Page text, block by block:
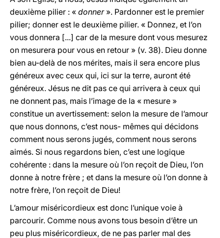
deuxième pilier : « donner». Pardonner est le premier
pilier; donner est le deuxième pilier. « Donnez, et l’on
vous donnera [...] car de la mesure dont vous mesurez
on mesurera pour vous en retour » (v. 38). Dieu donne
bien au-delà de nos mérites, mais il sera encore plus
généreux avec ceux qui, ici sur la terre, auront été
généreux. Jésus ne dit pas ce qui arrivera à ceux qui
ne donnent pas, mais l’image de la « mesure »
constitue un avertissement: selon la mesure de l’amour
que nous donnons, c’est nous- mêmes qui décidons
comment nous serons jugés, comment nous serons
aimés. Si nous regardons bien, c’est une logique
cohérente : dans la mesure où l’on reçoit de Dieu, l’on
donne à notre frère ; et dans la mesure où l’on donne à
notre frère, l’on reçoit de Dieu!
L’amour miséricordieux est donc l’unique voie à
parcourir. Comme nous avons tous besoin d’être un
peu plus miséricordieux, de ne pas parler mal des